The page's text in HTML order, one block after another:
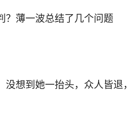
？薄一波总结了几个问题
想到她一抬头，众人皆退，